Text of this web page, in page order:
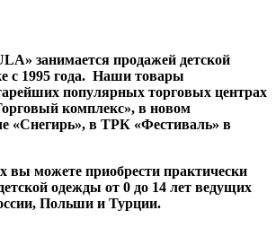
занимается продажей детской
с 1995 года. Наши товары
популярных торговых центрах
комплекс», в новом
«Снегирь», в ТРК «Фестиваль» в
вы можете приобрести практически
одежды от 0 до 14 лет ведущих
Польши и Турции.